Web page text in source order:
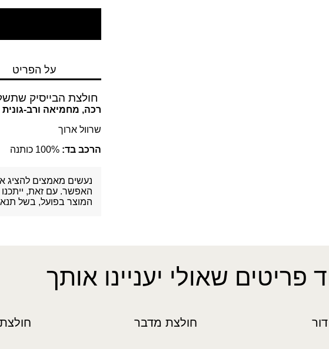
על הפריט
חולצת הבייסיק
רכה, מחמיאה ורב-
שרוול ארוך
הרכב בד: 100% כותנה
נעשים מאמצים להציג
האפשר. עם זאת, ייתכנו
המוצר בפועל, בשל
פריטים שאולי יעניינו אותך
חולצת מדבר